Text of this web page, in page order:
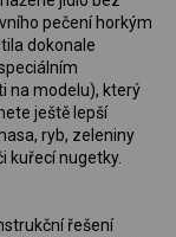
pečení horkým
dokonale
na modelu), který
ještě lepší
ryb, zeleniny
kuřecí nugetky.
řešení